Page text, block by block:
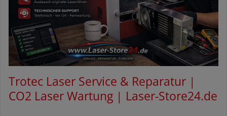
Trotec Laser Service & Reparatur |
CO2 Laser Wartung | Laser-Store24.de